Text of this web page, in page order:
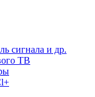
сигнала и др.
ТВ